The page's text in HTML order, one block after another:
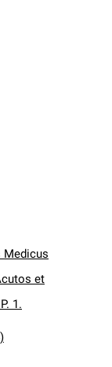
Medicus
et
1.